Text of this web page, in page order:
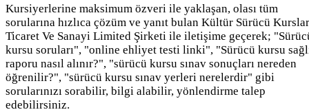
Kursiyerlerine maksimum özveri ile yaklaşan, olası tüm
sorularına hızlıca çözüm ve yanıt bulan Kültür Sürücü
Ticaret Ve Sanayi Limited Şirketi ile iletişime geçerek;
kursu soruları", "online ehliyet testi linki", "Sürücü kursu
raporu nasıl alınır?", "sürücü kursu sınav sonuçları nereden
öğrenilir?", "sürücü kursu sınav yerleri nerelerdir" gibi
sorularınızı sorabilir, bilgi alabilir, yönlendirme talep
edebilirsiniz.